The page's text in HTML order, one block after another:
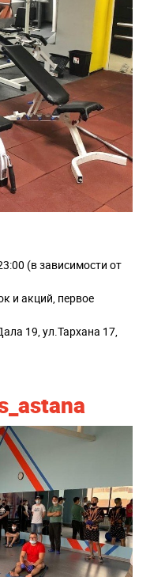
(в зависимости от
и акций, первое
19, ул.Тархана 17,